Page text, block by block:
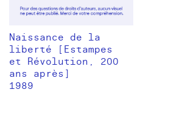
Naissance de la
liberté [Estampes
et Révolution, 200
ans après]
1989